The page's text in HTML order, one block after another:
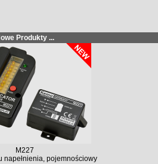
Produkty ...
M227
napełnienia, pojemnościowy